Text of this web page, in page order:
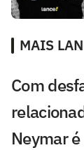
MAIS
Com
Neymar